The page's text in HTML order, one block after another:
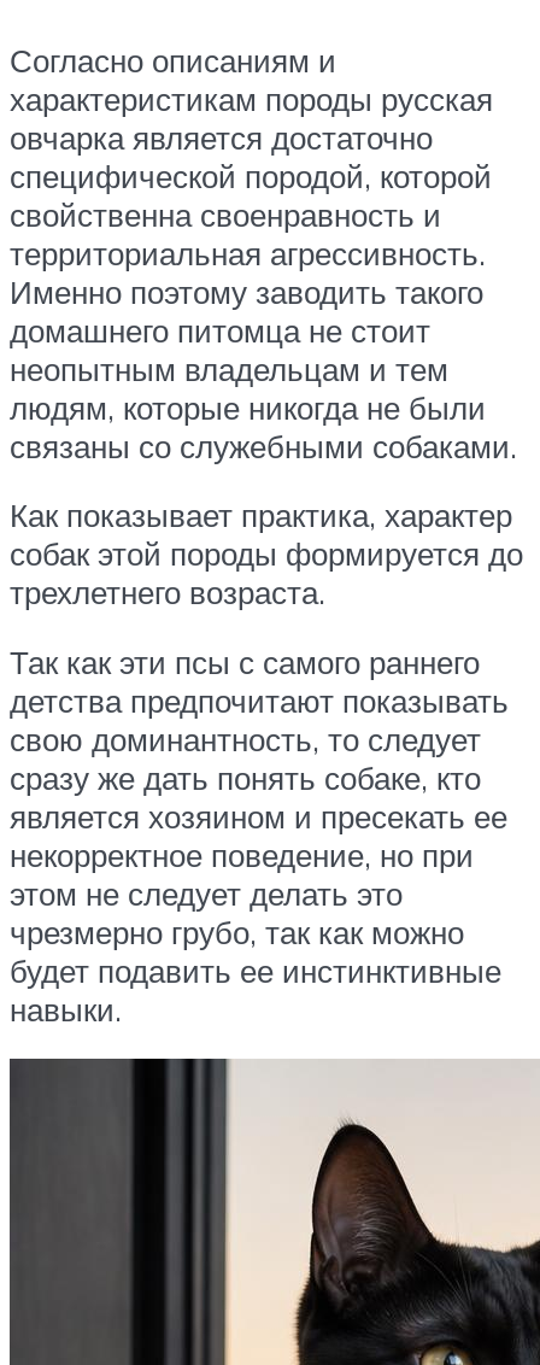
Согласно описаниям и
характеристикам породы русская
овчарка является достаточно
специфической породой, которой
свойственна своенравность и
территориальная агрессивность.
Именно поэтому заводить такого
домашнего питомца не стоит
неопытным владельцам и тем
людям, которые никогда не были
связаны со служебными собаками.
Как показывает практика, характер
собак этой породы формируется до
трехлетнего возраста.
Так как эти псы с самого раннего
детства предпочитают показывать
свою доминантность, то следует
сразу же дать понять собаке, кто
является хозяином и пресекать ее
некорректное поведение, но при
этом не следует делать это
чрезмерно грубо, так как можно
будет подавить ее инстинктивные
навыки.